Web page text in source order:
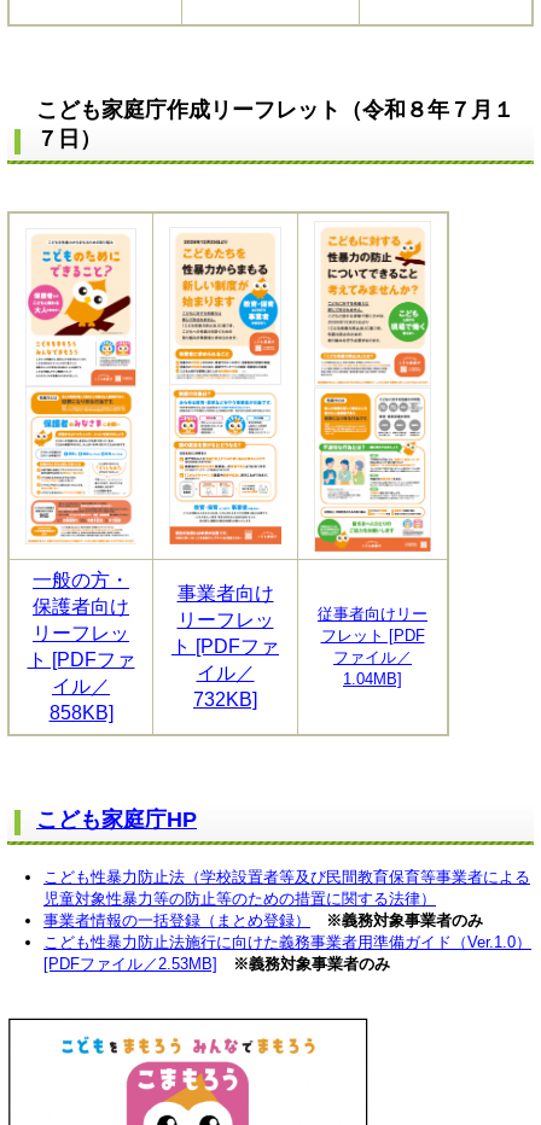
こども家庭庁作成リーフレット（令和８年７月１
７日）
一般の方・
保護者向け
リーフレッ
ト [PDFファ
イル／
858KB]
事業者向け
リーフレッ
ト [PDFファ
イル／
732KB]
従事者向けリー
フレット [PDF
ファイル／
1.04MB]
こども家庭庁HP
こども性暴力防止法（学校設置者等及び民間教育保育等事業者による
児童対象性暴力等の防止等のための措置に関する法律）
事業者情報の一括登録（まとめ登録）
※義務対象事業者のみ
こども性暴力防止法施行に向けた義務事業者用準備ガイド（Ver.1.0）
[PDFファイル／2.53MB]
※義務対象事業者のみ